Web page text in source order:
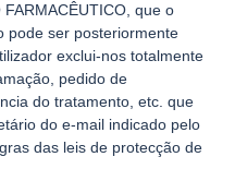
que o
pode ser posteriormente
exclui-nos totalmente
pedido de
do tratamento, etc. que
do e-mail indicado pelo
das leis de protecção de